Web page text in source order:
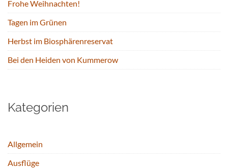
Frohe Weihnachten!
Tagen im Grünen
Herbst im Biosphärenreservat
Bei den Heiden von Kummerow
Kategorien
Allgemein
Ausflüge